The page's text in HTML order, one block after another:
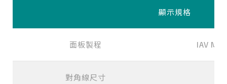
顯示規格
面板製程 IAV
對角線尺寸